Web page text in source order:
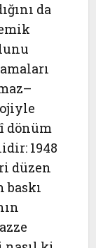
da
dönüm
1948
düzen